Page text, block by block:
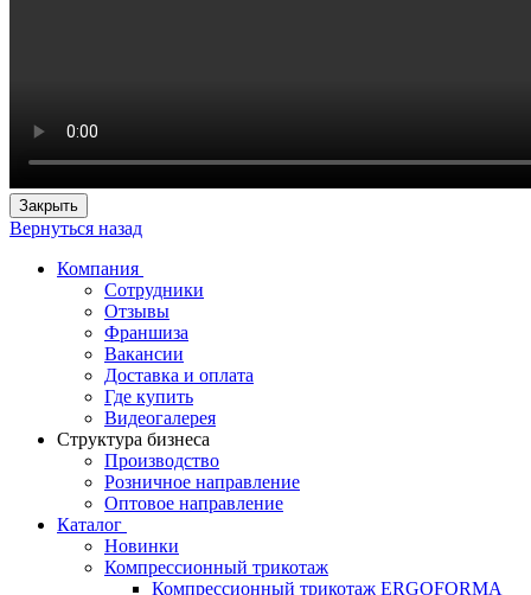
Закрыть
Вернуться назад
Компания
Сотрудники
Отзывы
Франшиза
Вакансии
Доставка и оплата
Где купить
Видеогалерея
Структура бизнеса
Производство
Розничное направление
Оптовое направление
Каталог
Новинки
Компрессионный трикотаж
Компрессионный трикотаж ERGOFORMA